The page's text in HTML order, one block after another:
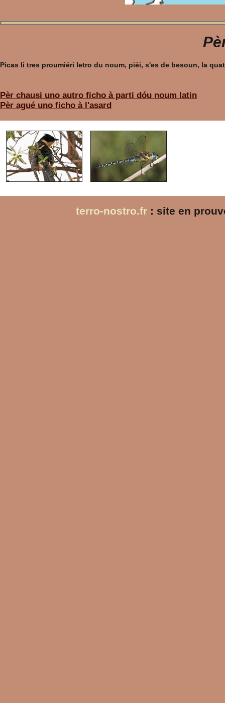
Picas li tres proumiéri letro du noum, pièi, s'es de besoun, la
Pèr chausi uno autro ficho à parti dóu noum latin
Pèr agué uno ficho à l'asard
terro-nostro.fr: site en